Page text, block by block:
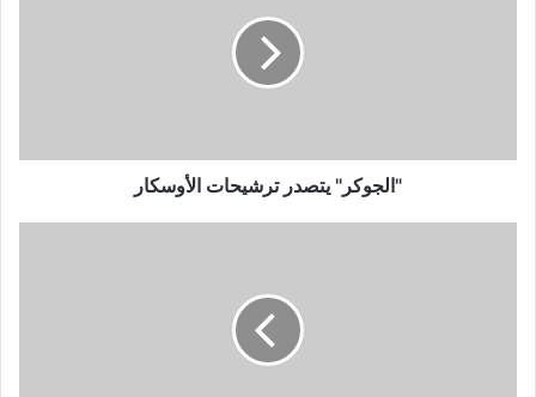
"الجوكر" يتصدر ترشيحات الأوسكار